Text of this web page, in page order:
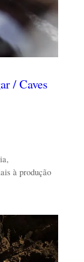
/ Caves
à produção